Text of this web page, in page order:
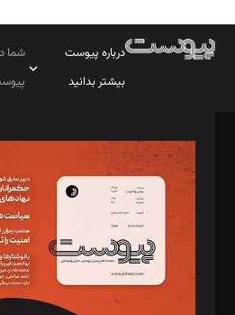
درباره پیوست
بیشتر بدانید
شما
مدیر مسئول: محمدباقر اثنی‌عشری
سردبیر: مهرک محمودی
دبیر تحریریه: میثم قاسمی
د‌بیر ناداستان: سمانه سمیع
د‌بیر خدمت و تجارت: ابوالفضل رجبی
د‌بیر حقوق فناوری: حسام‌الدین ایپکچی
د‌بیر پیوست جهان: مینا پاکدل